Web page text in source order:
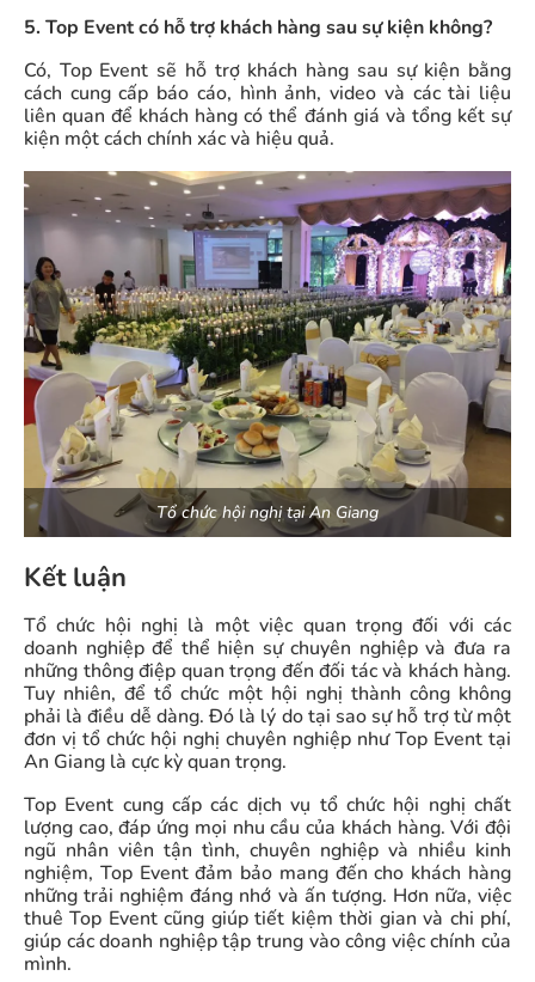
5. Top Event có hỗ trợ khách hàng sau sự kiện không?
Có, Top Event sẽ hỗ trợ khách hàng sau sự kiện bằng
cách cung cấp báo cáo, hình ảnh, video và các tài liệu
liên quan để khách hàng có thể đánh giá và tổng kết sự
kiện một cách chính xác và hiệu quả.
Tổ chức hội nghị tại An Giang
Kết luận
Tổ chức hội nghị là một việc quan trọng đối với các
doanh nghiệp để thể hiện sự chuyên nghiệp và đưa ra
những thông điệp quan trọng đến đối tác và khách hàng.
Tuy nhiên, để tổ chức một hội nghị thành công không
phải là điều dễ dàng. Đó là lý do tại sao sự hỗ trợ từ một
đơn vị tổ chức hội nghị chuyên nghiệp như Top Event tại
An Giang là cực kỳ quan trọng.
Top Event cung cấp các dịch vụ tổ chức hội nghị chất
lượng cao, đáp ứng mọi nhu cầu của khách hàng. Với đội
ngũ nhân viên tận tình, chuyên nghiệp và nhiều kinh
nghiệm, Top Event đảm bảo mang đến cho khách hàng
những trải nghiệm đáng nhớ và ấn tượng. Hơn nữa, việc
thuê Top Event cũng giúp tiết kiệm thời gian và chi phí,
giúp các doanh nghiệp tập trung vào công việc chính của
mình.